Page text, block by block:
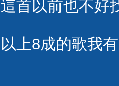
這首以前也不好
以上8成的歌我